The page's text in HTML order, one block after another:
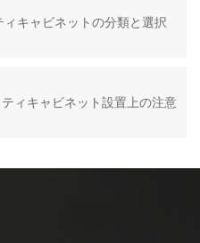
キャビネットの分類と選択
ィキャビネット設置上の注意